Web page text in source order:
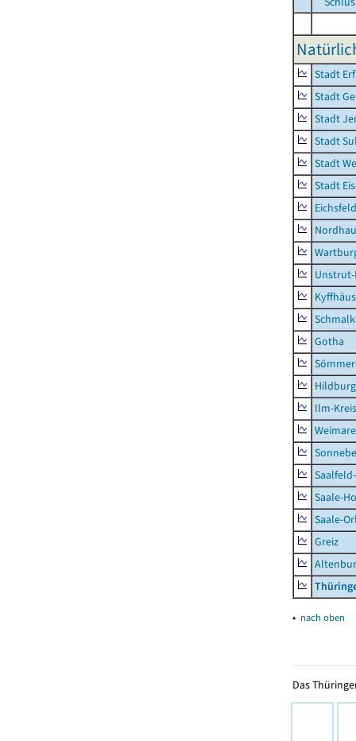
Stadt
Stadt
Stadt
Stadt
Stadt
Stadt
Eichsfeld
Gotha
Ilm-Kreis
Saale-
Saale-
Greiz
▴ nach oben
Das